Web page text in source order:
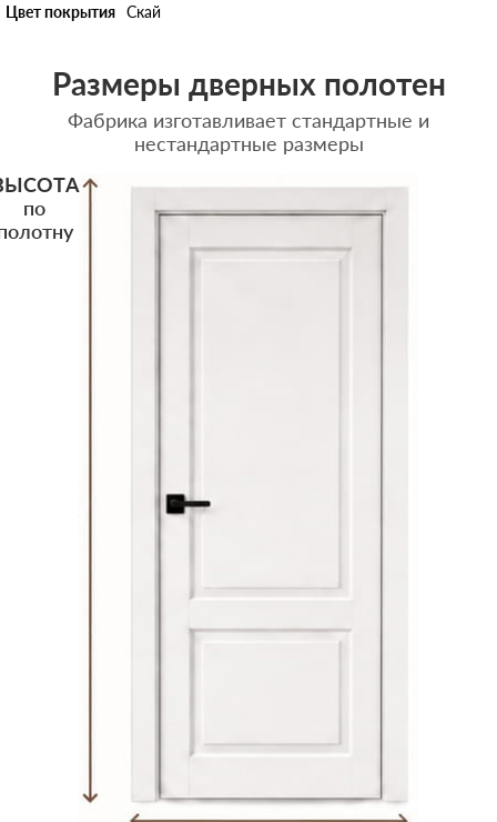
Цвет покрытия Скай
Размеры дверных полотен
Фабрика изготавливает стандартные и
нестандартные размеры
по